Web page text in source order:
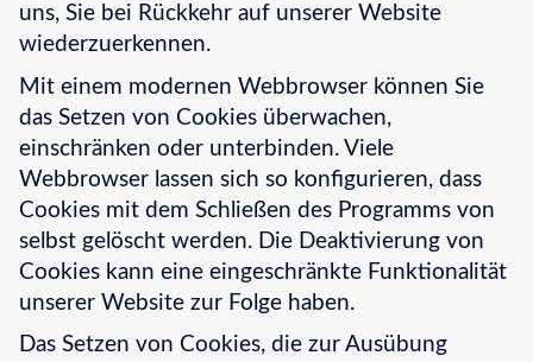
uns, Sie bei Rückkehr auf unserer Website
wiederzuerkennen.
Mit einem modernen Webbrowser können Sie
das Setzen von Cookies überwachen,
einschränken oder unterbinden. Viele
Webbrowser lassen sich so konfigurieren, dass
Cookies mit dem Schließen des Programms von
selbst gelöscht werden. Die Deaktivierung von
Cookies kann eine eingeschränkte Funktionalität
unserer Website zur Folge haben.
Das Setzen von Cookies, die zur Ausübung